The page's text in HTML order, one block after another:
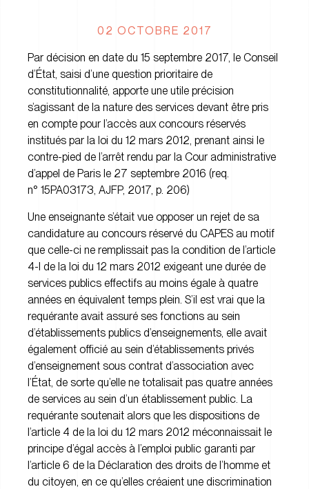
02 OCTOBRE 2017
Par décision en date du 15 septembre 2017, le Conseil
d’État, saisi d’une question prioritaire de
constitutionnalité, apporte une utile précision
s’agissant de la nature des services devant être pris
en compte pour l’accès aux concours réservés
institués par la loi du 12 mars 2012, prenant ainsi le
contre-pied de l’arrêt rendu par la Cour administrative
d’appel de Paris le 27 septembre 2016 (req.
n° 15PA03173, AJFP, 2017, p. 206)
Une enseignante s’était vue opposer un rejet de sa
candidature au concours réservé du CAPES au motif
que celle-ci ne remplissait pas la condition de l’article
4-I de la loi du 12 mars 2012 exigeant une durée de
services publics effectifs au moins égale à quatre
années en équivalent temps plein. S’il est vrai que la
requérante avait assuré ses fonctions au sein
d’établissements publics d’enseignements, elle avait
également officié au sein d’établissements privés
d’enseignement sous contrat d’association avec
l’État, de sorte qu’elle ne totalisait pas quatre années
de services au sein d’un établissement public. La
requérante soutenait alors que les dispositions de
l’article 4 de la loi du 12 mars 2012 méconnaissait le
principe d’égal accès à l’emploi public garanti par
l’article 6 de la Déclaration des droits de l’homme et
du citoyen, en ce qu’elles créaient une discrimination